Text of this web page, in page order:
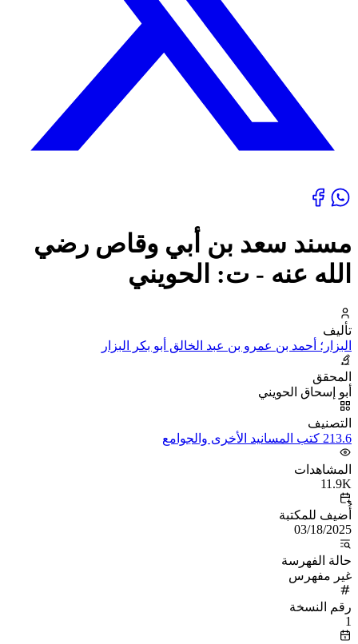
مسند سعد بن أبي وقاص رضي
الله عنه - ت: الحويني
تأليف
البزار؛ أحمد بن عمرو بن عبد الخالق أبو بكر البزار
المحقق
أبو إسحاق الحويني
التصنيف
213.6 كتب المسانيد الأخرى والجوامع
المشاهدات
11.9K
أُضيف للمكتبة
03/18/2025
حالة الفهرسة
غير مفهرس
رقم النسخة
1